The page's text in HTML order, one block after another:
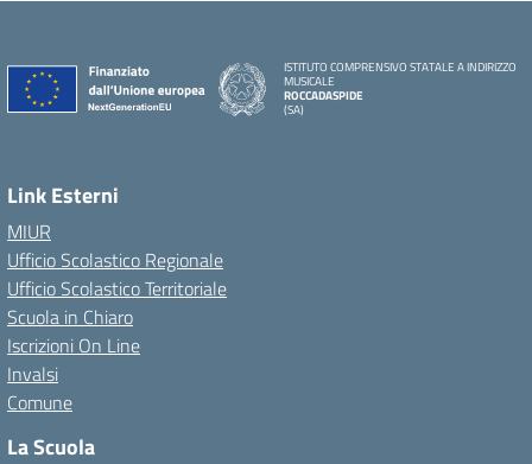
ISTITUTO COMPRENSIVO STATALE A INDIRIZZO
MUSICALE
ROCCADASPIDE
(SA)
Link Esterni
MIUR
Ufficio Scolastico Regionale
Ufficio Scolastico Territoriale
Scuola in Chiaro
Iscrizioni On Line
Invalsi
Comune
La Scuola